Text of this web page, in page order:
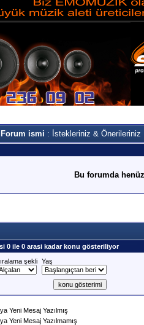
ismi : İstekleriniz & Önerileriniz
Bu forumda
0 ile 0 arasi kadar konu gösteriliyor
şekli Yaş
Yeni Mesaj Yazılmış
Yeni Mesaj Yazılmamış